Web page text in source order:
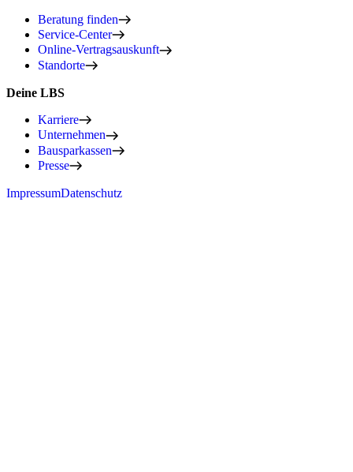
Beratung finden
Service-Center
Online-Vertragsauskunft
Standorte
Deine LBS
Karriere
Unternehmen
Bausparkassen
Presse
ImpressumDatenschutz